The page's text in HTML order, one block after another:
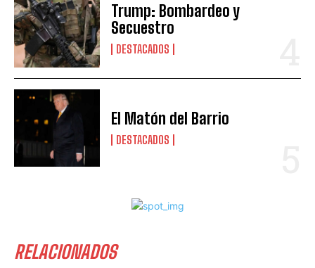
Trump: Bombardeo y
Secuestro
DESTACADOS
El Matón del Barrio
DESTACADOS
RELACIONADOS